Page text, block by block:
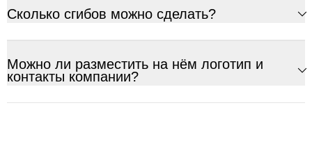
Сколько сгибов можно сделать?
Можно ли разместить на нём логотип и
контакты компании?